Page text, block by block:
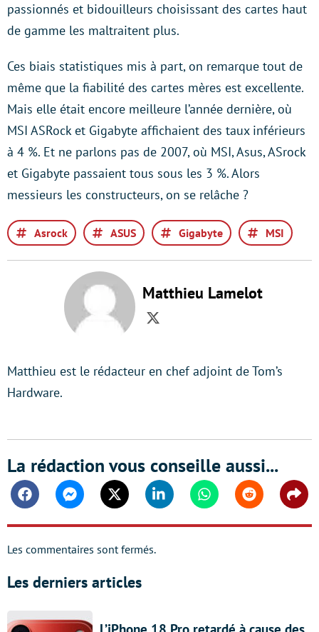
passionnés et bidouilleurs choisissant des cartes haut
de gamme les maltraitent plus.
Ces biais statistiques mis à part, on remarque tout de
même que la fiabilité des cartes mères est excellente.
Mais elle était encore meilleure l’année dernière, où
MSI ASRock et Gigabyte affichaient des taux inférieurs
à 4 %. Et ne parlons pas de 2007, où MSI, Asus, ASrock
et Gigabyte passaient tous sous les 3 %. Alors
messieurs les constructeurs, on se relâche ?
Asrock ASUS Gigabyte MSI
Matthieu Lamelot
Twitter
Matthieu est le rédacteur en chef adjoint de Tom’s
Hardware.
La rédaction vous conseille aussi...
FacebookMessengerTwitter Linkedin WhatsappReddit
Les commentaires sont fermés.
Les derniers articles